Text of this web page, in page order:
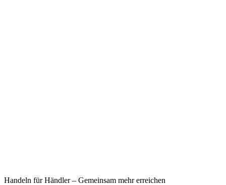
Handeln für Händler – Gemeinsam mehr erreichen